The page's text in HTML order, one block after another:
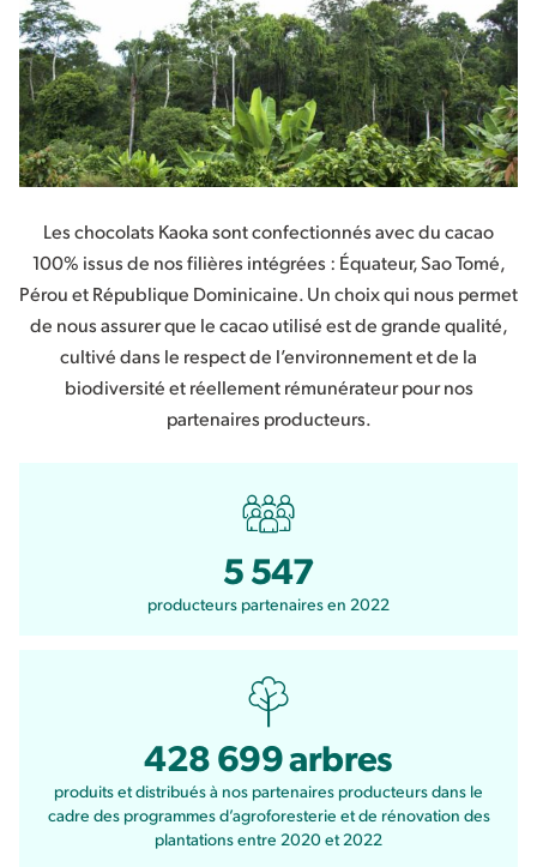
Les chocolats Kaoka sont confectionnés avec du cacao
100% issus de nos filières intégrées : Équateur, Sao Tomé,
Pérou et République Dominicaine. Un choix qui nous permet
de nous assurer que le cacao utilisé est de grande qualité,
cultivé dans le respect de l’environnement et de la
biodiversité et réellement rémunérateur pour nos
partenaires producteurs.
5 547
producteurs partenaires en 2022
428 699 arbres
produits et distribués à nos partenaires producteurs dans le
cadre des programmes d’agroforesterie et de rénovation des
plantations entre 2020 et 2022